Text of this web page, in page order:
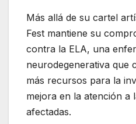
Más allá de su cartel
Fest mantiene su
contra la ELA, una
neurodegenerativa que
más recursos para la
mejora en la atención a
afectadas.